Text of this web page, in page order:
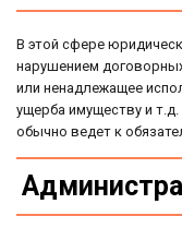
В этой сфере
нарушением
или ненадлежащее
ущерба имуществу и
обычно ведет к